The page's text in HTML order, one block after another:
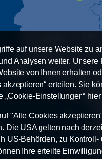
auf unsere Website zu
Analysen weiter. Unsere
von Ihnen erhalten
erteilen. Sie
Einstellungen“
"Alle Cookies
Die USA gelten nach
US-Behörden, zu
Ihre erteilte